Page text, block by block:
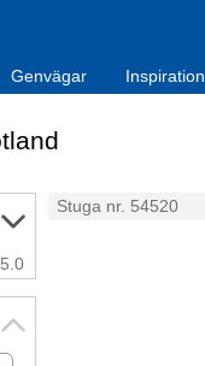
Genvägar Inspiration
Stuga nr. 54520